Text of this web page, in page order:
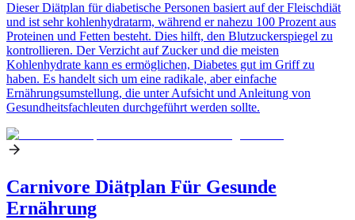
Dieser Diätplan für diabetische Personen basiert auf der Fleischdiät
und ist sehr kohlenhydratarm, während er nahezu 100 Prozent aus
Proteinen und Fetten besteht. Dies hilft, den Blutzuckerspiegel zu
kontrollieren. Der Verzicht auf Zucker und die meisten
Kohlenhydrate kann es ermöglichen, Diabetes gut im Griff zu
haben. Es handelt sich um eine radikale, aber einfache
Ernährungsumstellung, die unter Aufsicht und Anleitung von
Gesundheitsfachleuten durchgeführt werden sollte.
Carnivore Diätplan Für Gesunde
Ernährung